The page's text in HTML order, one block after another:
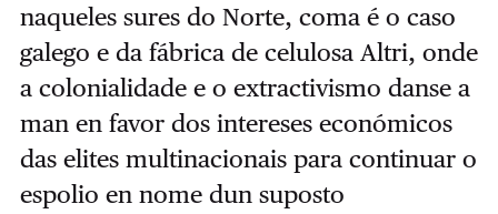
naqueles sures do Norte, coma é o caso
galego e da fábrica de celulosa Altri, onde
a colonialidade e o extractivismo danse a
man en favor dos intereses económicos
das elites multinacionais para continuar o
espolio en nome dun suposto